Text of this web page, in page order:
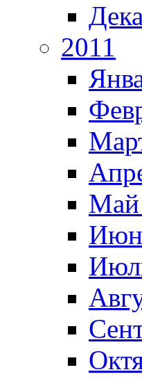
2011
Май